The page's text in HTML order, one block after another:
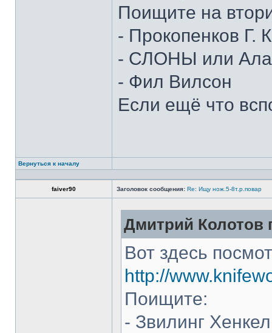
Поищите на
- Прокопенков Г.
- СЛОНЫ или
- Фил Вилсон
Если ещё что
Вернуться к началу
faiver90 Заголовок сообщения: Re: Ищу нож.5-8т.р.повар
Дмитрий Колотов
Вот здесь
http://
Поищите:
- Звилинг